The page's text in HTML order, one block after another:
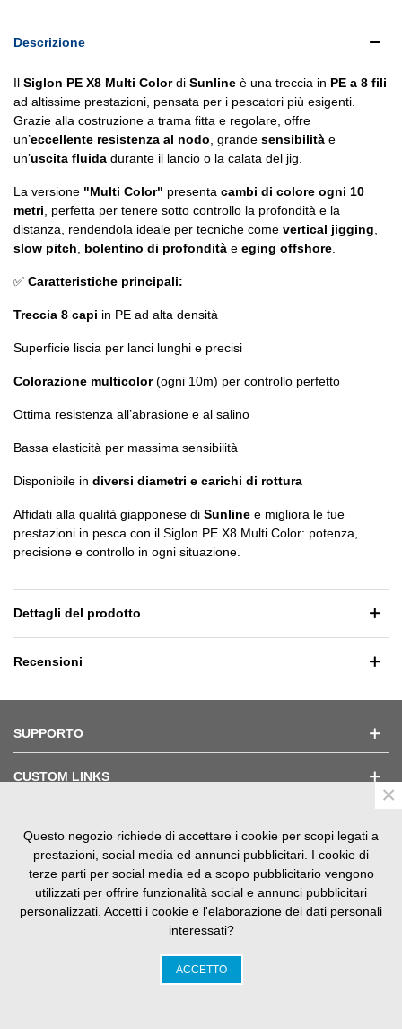
Descrizione
Il Siglon PE X8 Multi Colordi Sunline è una treccia in PE a 8 fili
ad altissime prestazioni, pensata per i pescatori più esigenti.
Grazie alla costruzione a trama fitta e regolare, offre
un’eccellente resistenza al nodo , grande sensibilità e
un’uscita fluida durante il lancio o la calata del jig.
La versione "Multi Color" presenta cambi di colore ogni 10
metri , perfetta per tenere sotto controllo la profondità e la
distanza, rendendola ideale per tecniche come vertical jigging
slow pitch
bolentino di profondità e eging offshore
✅ Caratteristiche principali:
Treccia 8 capi in PE ad alta densità
Superficie liscia per lanci lunghi e precisi
Colorazione multicolor(ogni 10m) per controllo perfetto
Ottima resistenza all’abrasione e al salino
Bassa elasticità per massima sensibilità
Disponibile in diversi diametri e carichi di rottura
Affidati alla qualità giapponese di Sunline e migliora le tue
prestazioni in pesca con il Siglon PE X8 Multi Color: potenza,
precisione e controllo in ogni situazione.
Dettagli del prodotto
Recensioni
SUPPORTO
CUSTOM LINKS
TESTIMONIAL
02143400899
Questo negozio richiede di accettare i cookie per scopi legati a
prestazioni, social media ed annunci pubblicitari. I cookie di
terze parti per social media ed a scopo pubblicitario vengono
utilizzati per offrire funzionalità social e annunci pubblicitari
personalizzati. Accetti i cookie e l'elaborazione dei dati personali
interessati?
ACCETTO
×